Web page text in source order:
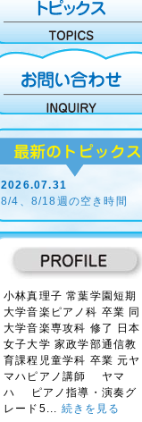
2026.07.31
8/4、8/18週の空き時間
小林真理子 常葉学園短期
大学音楽ピアノ科 卒業 同
大学音楽専攻科 修了 日本
女子大学 家政学部通信教
育課程児童学科 卒業 元ヤ
マハピアノ講師 ヤマ
ハ ピアノ指導・演奏グ
レード5... 続きを見る